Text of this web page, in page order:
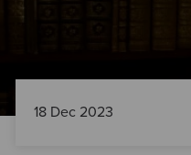
18 Dec 2023